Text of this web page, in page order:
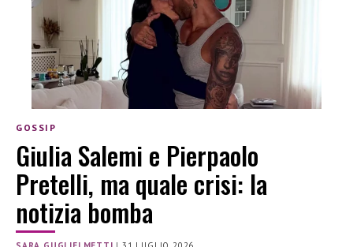
GOSSIP
Giulia Salemi e Pierpaolo
Pretelli, ma quale crisi: la
notizia bomba